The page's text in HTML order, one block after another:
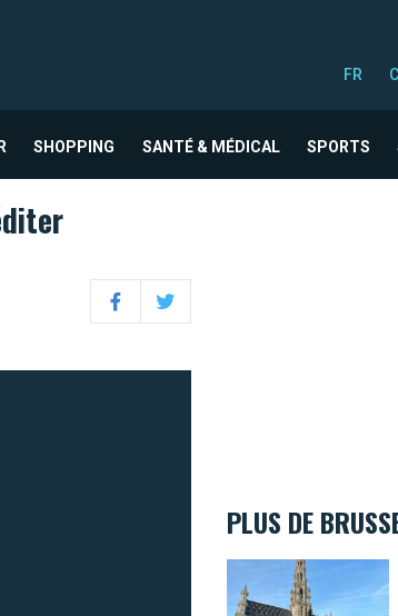
FR
SHOPPING SANTÉ & MÉDICAL SPORTS
FacebookTwitter
PLUS DE
Le saviez-vous ? Le